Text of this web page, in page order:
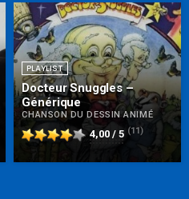
PLAYLIST
Docteur Snuggles –
Générique
CHANSON DU DESSIN ANIMÉ
4,00 / 5 (11)